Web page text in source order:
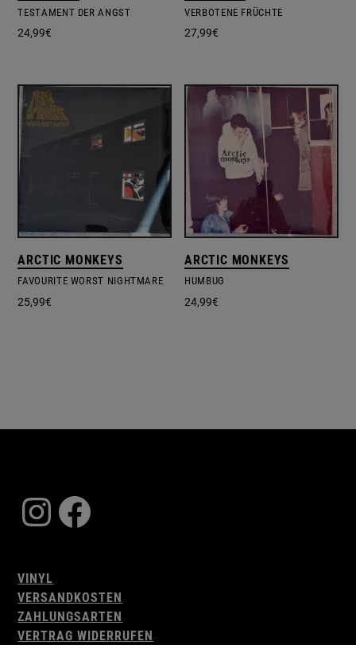
TESTAMENT DER ANGST
24,99€
VERBOTENE FRÜCHTE
27,99€
ARCTIC MONKEYS
FAVOURITE WORST NIGHTMARE
25,99€
ARCTIC MONKEYS
HUMBUG
24,99€
Instagram
Facebook
VINYL
VERSANDKOSTEN
ZAHLUNGSARTEN
VERTRAG WIDERRUFEN